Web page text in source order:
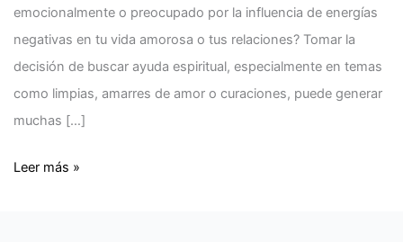
emocionalmente o preocupado por la influencia de energías
negativas en tu vida amorosa o tus relaciones? Tomar la
decisión de buscar ayuda espiritual, especialmente en temas
como limpias, amarres de amor o curaciones, puede generar
muchas […]
un
trabajo
espiritual
Leer más »